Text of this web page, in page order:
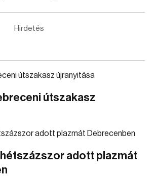
Hirdetés
útszakasz
hétszázszor adott plazmát